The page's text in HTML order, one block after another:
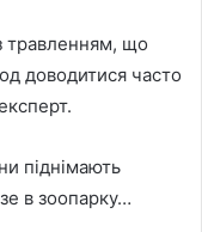
травленням, що
доводитися часто
піднімають
в зоопарку…